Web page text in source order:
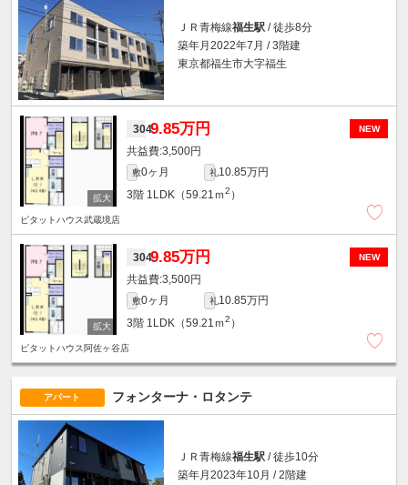
ＪＲ青梅線福生駅 / 徒歩8分
築年月2022年7月 / 3階建
東京都福生市大字福生
NEW
3049.85万円
3,500円
敷0ヶ月 礼10.85万円
3階 1LDK（59.21ｍ2 ）
ピタットハウス武蔵境店
NEW
3049.85万円
3,500円
敷0ヶ月 礼10.85万円
3階 1LDK（59.21ｍ2 ）
ピタットハウス阿佐ヶ谷店
アパート フォンターナ・ロタンテ
ＪＲ青梅線福生駅 / 徒歩10分
築年月2023年10月 / 2階建